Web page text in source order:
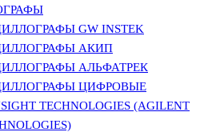
GW INSTEK
АКИП
АЛЬФАТРЕК
ЦИФРОВЫЕ
TECHNOLOGIES (AGILENT